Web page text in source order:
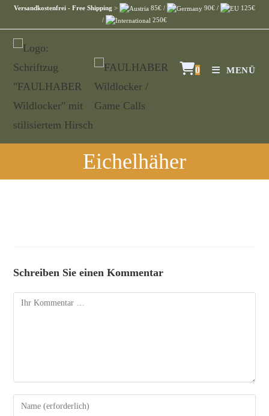
Versandkostenfrei - Free Shipping > 85€ / 90€ /
125€
/
250€
0 MENÜ
Eichelhäher
Schreiben Sie einen Kommentar